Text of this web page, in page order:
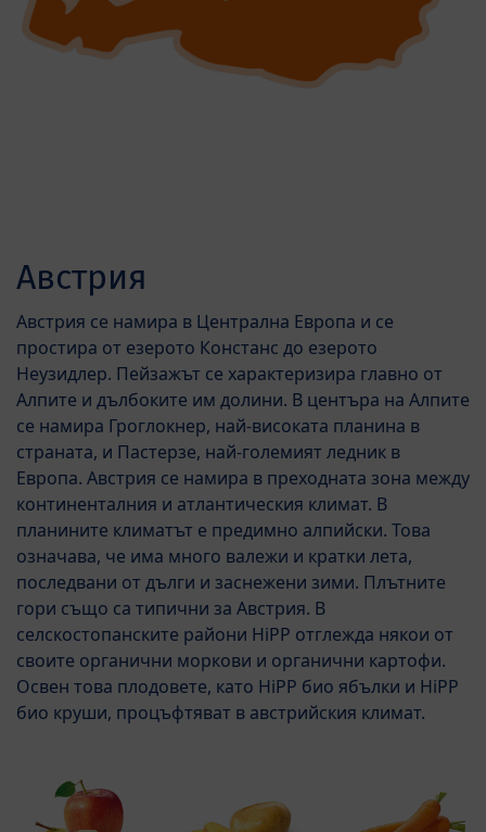
Австрия
Австрия се намира в Централна Европа и се
простира от езерото Констанс до езерото
Неузидлер. Пейзажът се характеризира главно от
Алпите и дълбоките им долини. В центъра на Алпите
се намира Гроглокнер, най-високата планина в
страната, и Пастерзе, най-големият ледник в
Европа. Австрия се намира в преходната зона между
континенталния и атлантическия климат. В
планините климатът е предимно алпийски. Това
означава, че има много валежи и кратки лета,
последвани от дълги и заснежени зими. Плътните
гори също са типични за Австрия. В
селскостопанските райони HiPP отглежда някои от
своите органични моркови и органични картофи.
Освен това плодовете, като HiPP био ябълки и HiPP
био круши, процъфтяват в австрийския климат.